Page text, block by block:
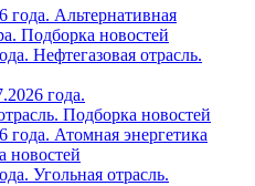
года. Альтернативная
Подборка новостей
Нефтегазовая отрасль.
года.
Подборка новостей
года. Атомная энергетика
новостей
Угольная отрасль.